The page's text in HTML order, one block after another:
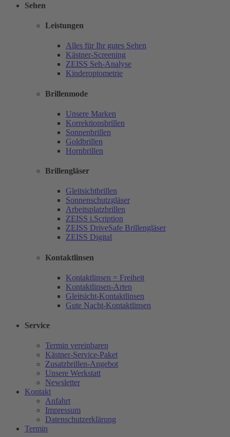
Sehen
Leistungen
Alles für Ihr gutes Sehen
Kästner-Screening
ZEISS Seh-Analyse
Kinderoptometrie
Brillenmode
Unsere Marken
Korrektionsbrillen
Sonnenbrillen
Goldbrillen
Hornbrillen
Brillengläser
Gleitsichtbrillen
Sonnenschutzgläser
Arbeitsplatzbrillen
ZEISS i.Scription
ZEISS DriveSafe Brillengläser
ZEISS Digital
Kontaktlinsen
Kontaktlinsen = Freiheit
Kontaktlinsen-Arten
Gleitsicht-Kontaktlinsen
Gute Nacht-Kontaktlinsen
Service
Termin vereinbaren
Kästner-Service-Paket
Zusatzbrillen-Angebot
Unsere Werkstatt
Newsletter
Kontakt
Anfahrt
Impressum
Datenschutzerklärung
Termin